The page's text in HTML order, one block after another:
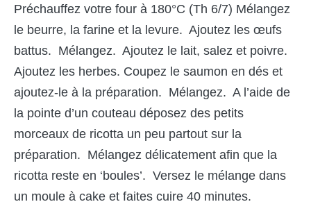
Préchauffez votre four à 180°C (Th 6/7) Mélangez
le beurre, la farine et la levure. Ajoutez les œufs
battus. Mélangez. Ajoutez le lait, salez et poivre.
Ajoutez les herbes. Coupez le saumon en dés et
ajoutez-le à la préparation. Mélangez. A l’aide de
la pointe d’un couteau déposez des petits
morceaux de ricotta un peu partout sur la
préparation. Mélangez délicatement afin que la
ricotta reste en ‘boules’. Versez le mélange dans
un moule à cake et faites cuire 40 minutes.